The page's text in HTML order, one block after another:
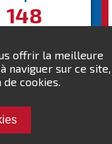
offrir la meilleure
naviguer sur ce site,
cookies.
148
la plus lente
272s
!